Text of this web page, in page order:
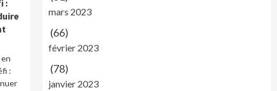
:
:
mars 2023
(66)
février 2023
(78)
janvier 2023